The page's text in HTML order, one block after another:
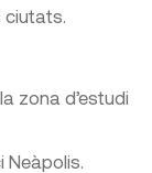
ciutats.
zona d’estudi
Neàpolis.